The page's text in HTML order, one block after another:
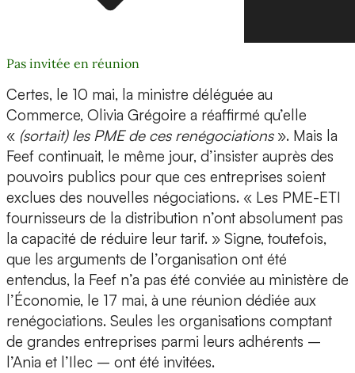
Pas invitée en réunion
Certes, le 10 mai, la ministre déléguée au
Commerce, Olivia Grégoire a réaffirmé qu’elle
« (sortait) les PME de ces renégociations». Mais la
Feef continuait, le même jour, d’insister auprès des
pouvoirs publics pour que ces entreprises soient
exclues des nouvelles négociations. « Les PME-ETI
fournisseurs de la distribution n’ont absolument pas
la capacité de réduire leur tarif. » Signe, toutefois,
que les arguments de l’organisation ont été
entendus, la Feef n’a pas été conviée au ministère de
l’Économie, le 17 mai, à une réunion dédiée aux
renégociations. Seules les organisations comptant
de grandes entreprises parmi leurs adhérents –
l’Ania et l’Ilec – ont été invitées.